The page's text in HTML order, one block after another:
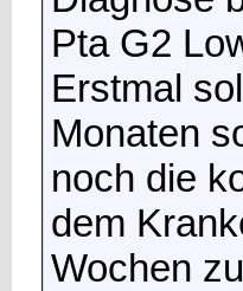
Pta G2
Erstmal
Monaten
noch die
dem
Wochen